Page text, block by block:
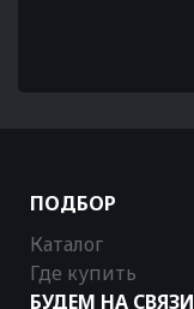
ПОДБОР
Каталог
Где купить
БУДЕМ НА СВЯЗИ